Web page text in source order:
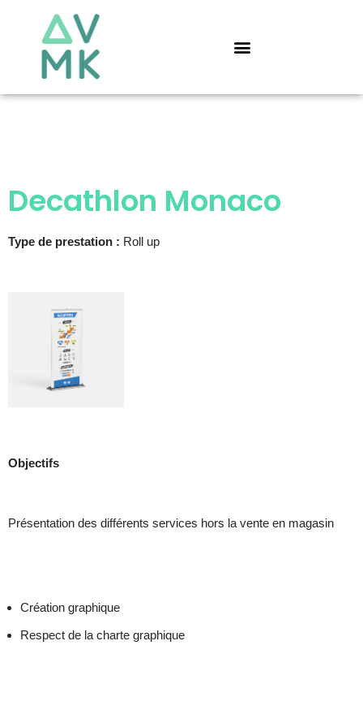
contenu
Decathlon Monaco
Type de prestation : Roll up
Objectifs
Présentation des différents services hors la vente en magasin
Création graphique
Respect de la charte graphique